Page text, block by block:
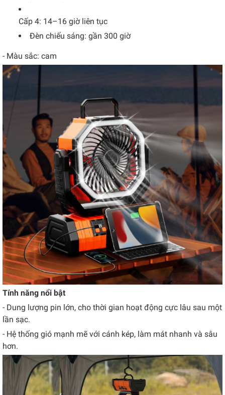
Cấp 4: 14–16 giờ liên tục
Đèn chiếu sáng: gần 300 giờ
- Màu sắc: cam
Tính năng nổi bật
- Dung lượng pin lớn, cho thời gian hoạt động cực lâu sau một
lần sạc.
- Hệ thống gió mạnh mẽ với cánh kép, làm mát nhanh và sâu
hơn.